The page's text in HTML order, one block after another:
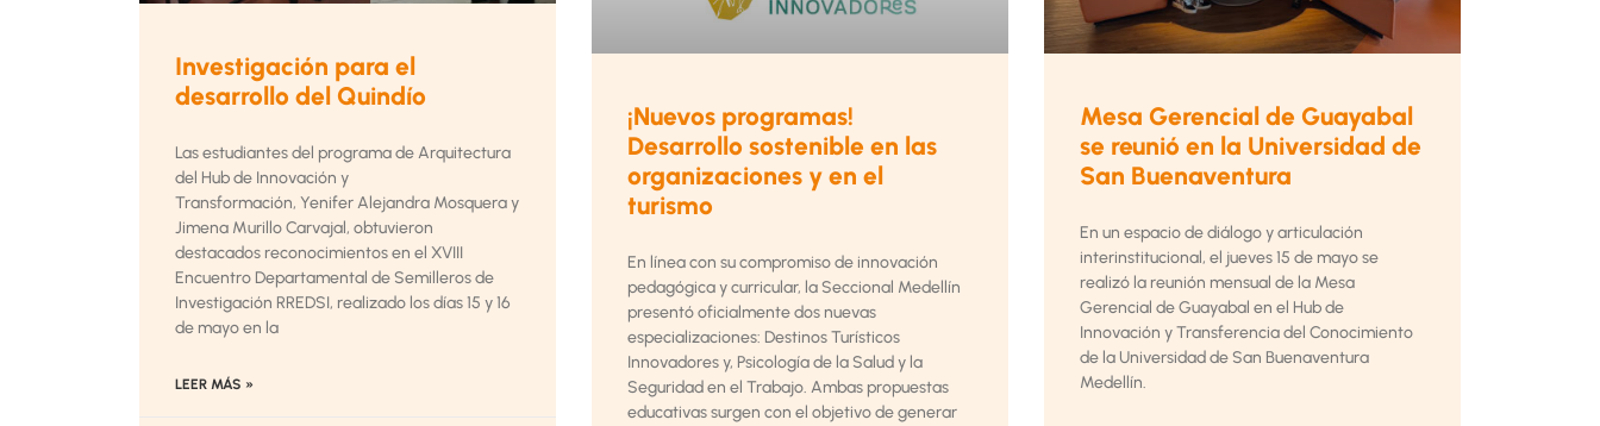
Investigación para el
desarrollo del Quindío
Las estudiantes del programa de Arquitectura
del Hub de Innovación y
Transformación, Yenifer Alejandra Mosquera y
Jimena Murillo Carvajal, obtuvieron
destacados reconocimientos en el XVIII
Encuentro Departamental de Semilleros de
Investigación RREDSI, realizado los días 15 y 16
de mayo en la
LEER MÁS »
¡Nuevos programas!
Desarrollo sostenible en las
organizaciones y en el
turismo
En línea con su compromiso de innovación
pedagógica y curricular, la Seccional Medellín
presentó oficialmente dos nuevas
especializaciones: Destinos Turísticos
Innovadores y, Psicología de la Salud y la
Seguridad en el Trabajo. Ambas propuestas
educativas surgen con el objetivo de generar
Mesa Gerencial de Guayabal
se reunió en la Universidad de
San Buenaventura
En un espacio de diálogo y articulación
interinstitucional, el jueves 15 de mayo se
realizó la reunión mensual de la Mesa
Gerencial de Guayabal en el Hub de
Innovación y Transferencia del Conocimiento
de la Universidad de San Buenaventura
Medellín.